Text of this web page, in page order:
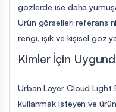
gözlerde ise daha
Ürün görselleri referans
rengi, ışık ve kişisel göz
Kimler İçin
Urban Layer Cloud Light
kullanmak isteyen ve